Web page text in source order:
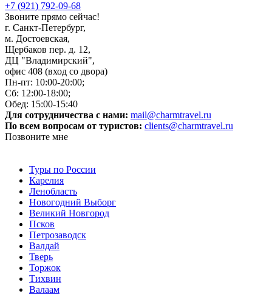
+7 (921) 792-09-68
Звоните прямо сейчас!
г. Санкт-Петербург,
м. Достоевская,
Щербаков пер. д. 12,
ДЦ "Владимирский",
офис 408 (вход со двора)
Пн-пт: 10:00-20:00;
Сб: 12:00-18:00;
Обед: 15:00-15:40
Для сотрудничества с нами: mail@charmtravel.ru
По всем вопросам от туристов: clients@charmtravel.ru
Позвоните мне
Туры по России
Карелия
Ленобласть
Новогодний Выборг
Великий Новгород
Псков
Петрозаводск
Валдай
Тверь
Торжок
Тихвин
Валаам